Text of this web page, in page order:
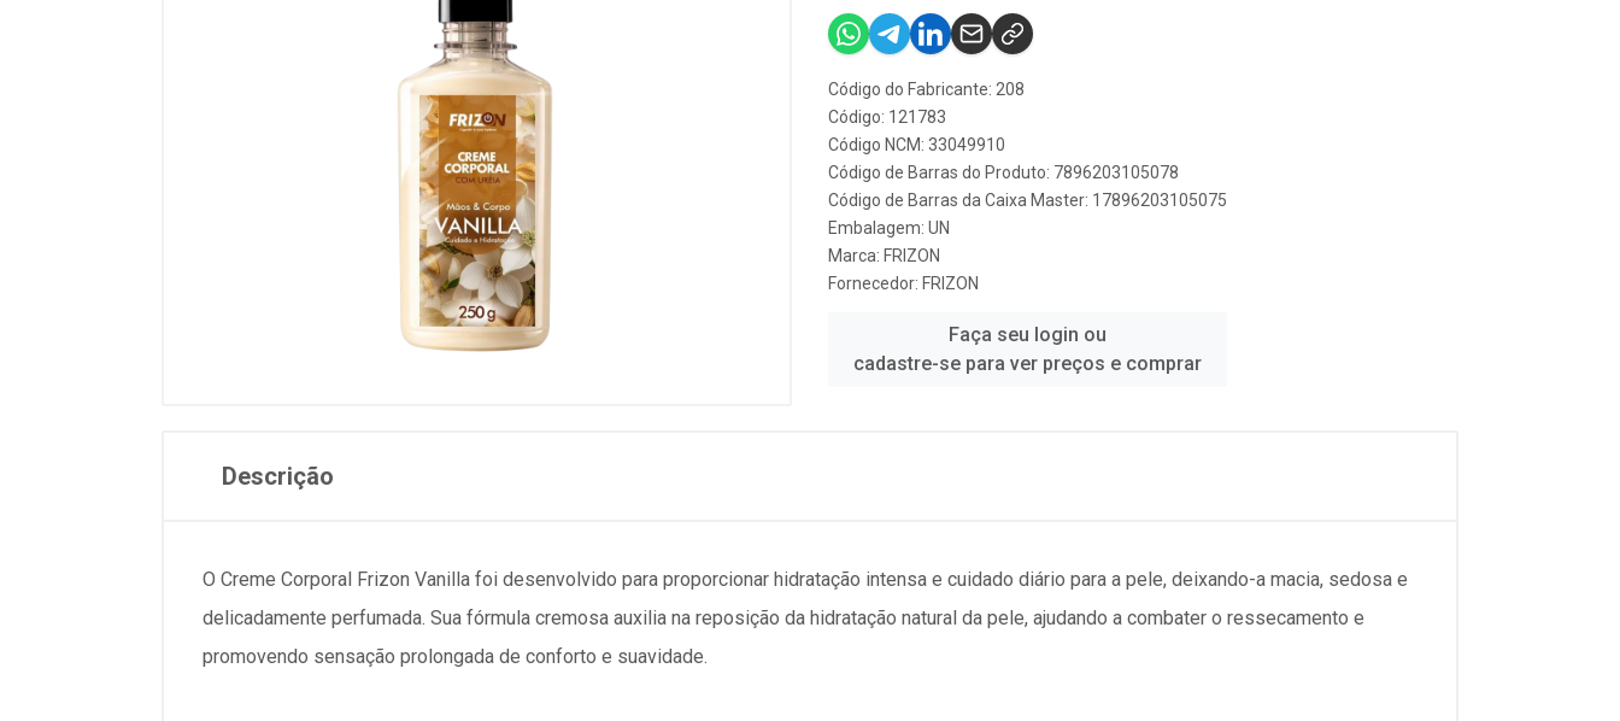
Código do Fabricante: 208
Código: 121783
Código NCM: 33049910
Código de Barras do Produto: 7896203105078
Código de Barras da Caixa Master: 17896203105075
Embalagem: UN
Marca: FRIZON
Fornecedor: FRIZON
Faça seu login ou
cadastre-se para ver preços e comprar
Descrição
O Creme Corporal Frizon Vanilla foi desenvolvido para proporcionar hidratação intensa e cuidado diário para a pele, deixando-a macia, sedosa e
delicadamente perfumada. Sua fórmula cremosa auxilia na reposição da hidratação natural da pele, ajudando a combater o ressecamento e
promovendo sensação prolongada de conforto e suavidade.